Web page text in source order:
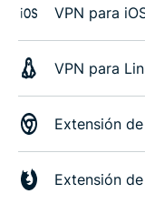
VPN para
VPN para
Extensión
Extensión